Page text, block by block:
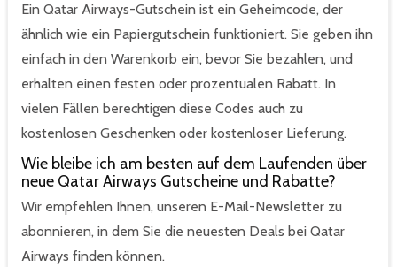
Ein Qatar Airways-Gutschein ist ein Geheimcode, der
ähnlich wie ein Papiergutschein funktioniert. Sie geben ihn
einfach in den Warenkorb ein, bevor Sie bezahlen, und
erhalten einen festen oder prozentualen Rabatt. In
vielen Fällen berechtigen diese Codes auch zu
kostenlosen Geschenken oder kostenloser Lieferung.
Wie bleibe ich am besten auf dem Laufenden über
neue Qatar Airways Gutscheine und Rabatte?
Wir empfehlen Ihnen, unseren E-Mail-Newsletter zu
abonnieren, in dem Sie die neuesten Deals bei Qatar
Airways finden können.